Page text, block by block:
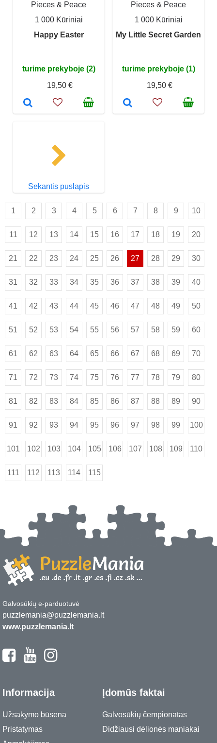
Pieces & Peace
1 000 Kūriniai
Happy Easter
turime prekyboje (2)
19,50 €
Pieces & Peace
1 000 Kūriniai
My Little Secret Garden
turime prekyboje (1)
19,50 €
Sekantis puslapis
1 2 3 4 5 6 7 8 9 10
11 12 13 14 15 16 17 18 19 20
21 22 23 24 25 26 27 28 29 30
31 32 33 34 35 36 37 38 39 40
41 42 43 44 45 46 47 48 49 50
51 52 53 54 55 56 57 58 59 60
61 62 63 64 65 66 67 68 69 70
71 72 73 74 75 76 77 78 79 80
81 82 83 84 85 86 87 88 89 90
91 92 93 94 95 96 97 98 99 100
101 102 103 104 105 106 107 108 109 110
111 112 113 114 115
Galvosūkių e-parduotuvė
puzzlemania@puzzlemania.lt
www.puzzlemania.lt
Informacija
Užsakymo būsena
Pristatymas
Įdomūs faktai
Galvosūkių čempionatas
Didžiausi dėlionės maniakai